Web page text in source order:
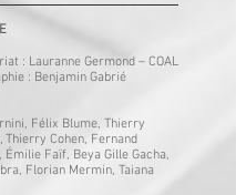
: Lauranne Germond – COAL
: Benjamin Gabrié
Félix Blume, Thierry
Thierry Cohen, Fernand
Émilie Faïf, Beya Gille Gacha,
Florian Mermin, Taiana